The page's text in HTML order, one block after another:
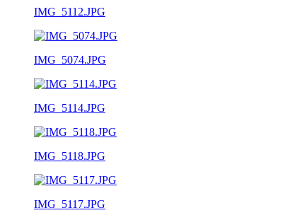
IMG_5112.JPG
IMG_5074.JPG
IMG_5114.JPG
IMG_5118.JPG
IMG_5117.JPG